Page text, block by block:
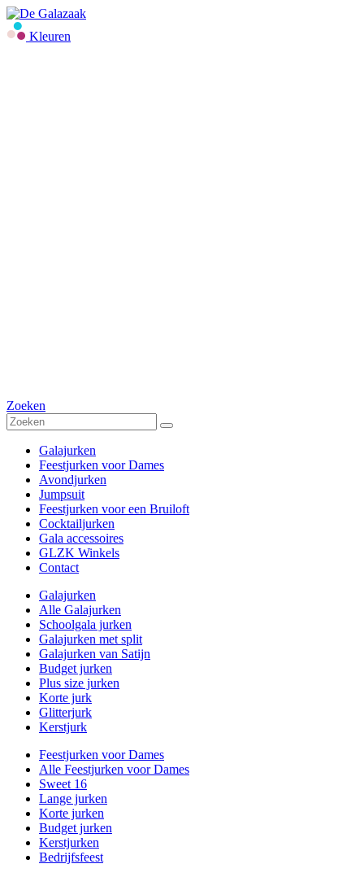
Kleuren
Zoeken
Galajurken
Feestjurken voor Dames
Avondjurken
Jumpsuit
Feestjurken voor een Bruiloft
Cocktailjurken
Gala accessoires
GLZK Winkels
Contact
Galajurken
Alle Galajurken
Schoolgala jurken
Galajurken met split
Galajurken van Satijn
Budget jurken
Plus size jurken
Korte jurk
Glitterjurk
Kerstjurk
Feestjurken voor Dames
Alle Feestjurken voor Dames
Sweet 16
Lange jurken
Korte jurken
Budget jurken
Kerstjurken
Bedrijfsfeest